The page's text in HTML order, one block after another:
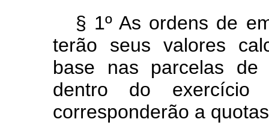
§ 1º As ordens de
terão seus valores
base nas parcelas de
dentro do exercício
corresponderão a